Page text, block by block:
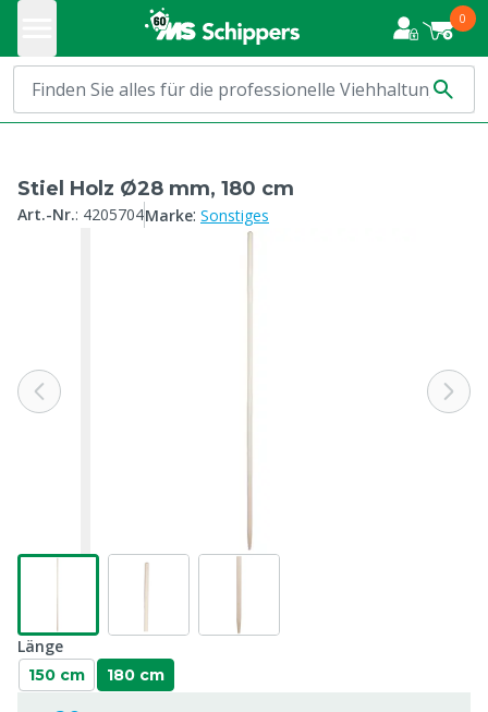
0
Stiel Holz Ø28 mm, 180 cm
Art.-Nr.: 4205704Marke: Sonstiges
Länge
150 cm 180 cm